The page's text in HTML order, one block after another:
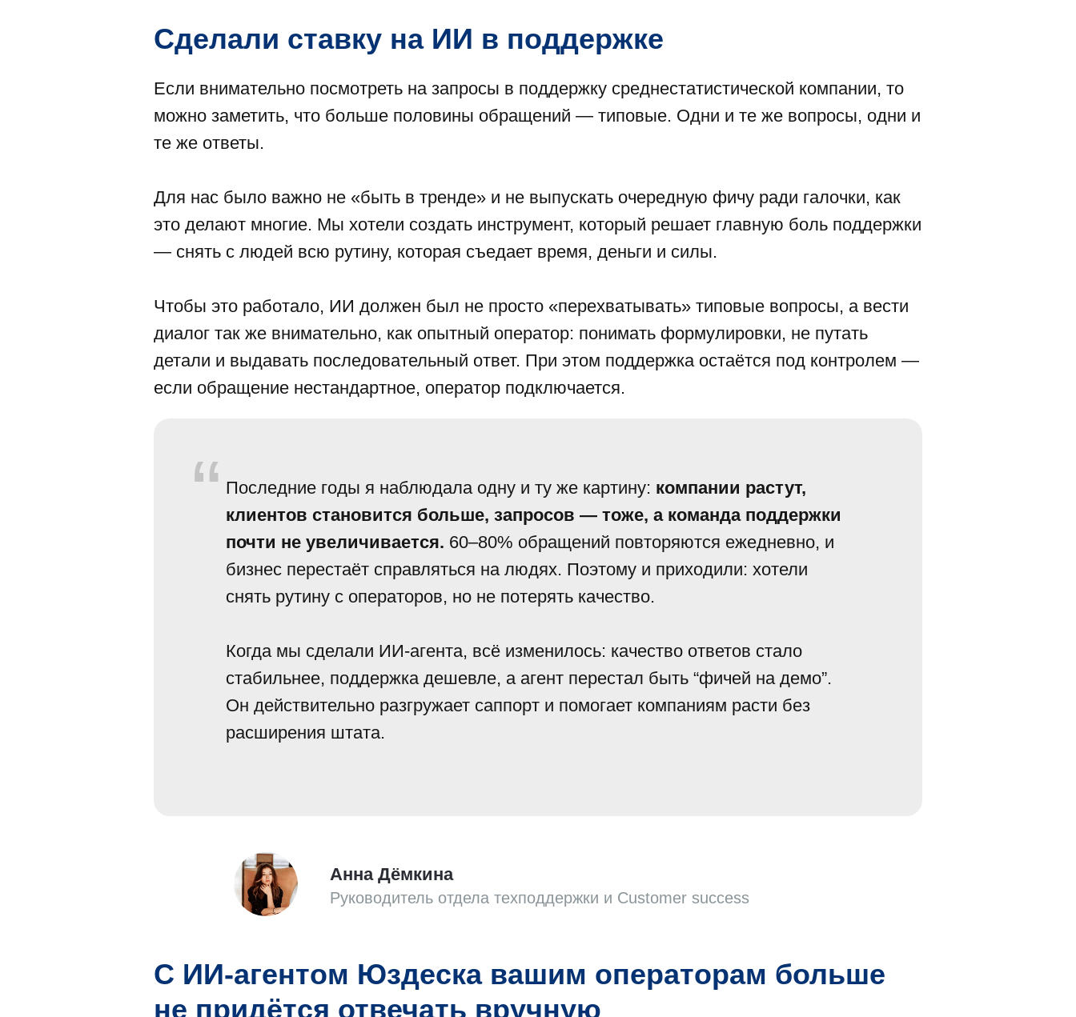
Сделали ставку на ИИ в поддержке
Если внимательно посмотреть на запросы в поддержку среднестатистической компании, то
можно заметить, что больше половины обращений — типовые. Одни и те же вопросы, одни и
те же ответы.
Для нас было важно не «быть в тренде» и не выпускать очередную фичу ради галочки, как
это делают многие. Мы хотели создать инструмент, который решает главную боль поддержки
— снять с людей всю рутину, которая съедает время, деньги и силы.
Чтобы это работало, ИИ должен был не просто «перехватывать» типовые вопросы, а вести
диалог так же внимательно, как опытный оператор: понимать формулировки, не путать
детали и выдавать последовательный ответ. При этом поддержка остаётся под контролем —
если обращение нестандартное, оператор подключается.
“ Последние годы я наблюдала одну и ту же картину: компании растут,
клиентов становится больше, запросов — тоже, а команда поддержки
почти не увеличивается. 60–80% обращений повторяются ежедневно, и
бизнес перестаёт справляться на людях. Поэтому и приходили: хотели
снять рутину с операторов, но не потерять качество.
Когда мы сделали ИИ-агента, всё изменилось: качество ответов стало
стабильнее, поддержка дешевле, а агент перестал быть “фичей на демо”.
Он действительно разгружает саппорт и помогает компаниям расти без
расширения штата.
Анна Дёмкина
Руководитель отдела техподдержки и Customer success
С ИИ-агентом Юздеска вашим операторам больше
не придётся отвечать вручную